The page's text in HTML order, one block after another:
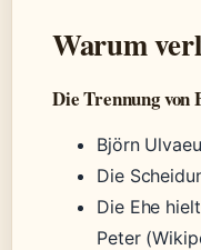
Warum
Die Trennung von
Björn
Die
Die Ehe
Peter